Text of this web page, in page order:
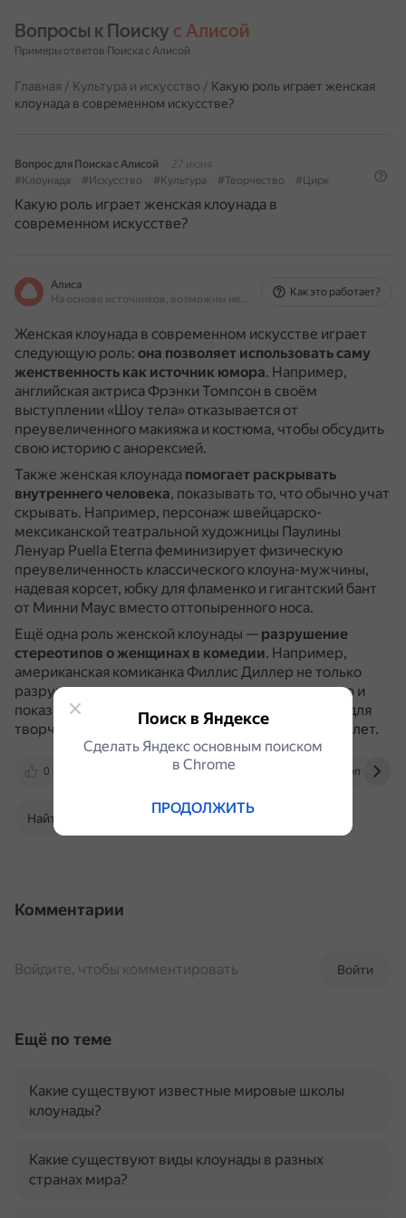
Вопросы к Поиску с Алисой
Примеры ответов Поиска с Алисой
Главная / Культура и искусство / Какую роль играет женская
клоунада в современном искусстве?
Вопрос для Поиска с Алисой
27 июня
#Клоунада
#Искусство #Культура #Творчество #Цирк
Какую роль играет женская клоунада в
современном искусстве?
Алиса
На основе источников, возможны неточности
Как это работает?
Женская клоунада в современном искусстве играет
следующую роль: она позволяет использовать саму
женственность как источник юмора. Например,
английская актриса Фрэнки Томпсон в своём
выступлении «Шоу тела» отказывается от
преувеличенного макияжа и костюма, чтобы обсудить
свою историю с анорексией.
Также женская клоунада помогает раскрывать
внутреннего человека, показывать то, что обычно учат
скрывать. Например, персонаж швейцарско-
мексиканской театральной художницы Паулины
Ленуар Puella Eterna феминизирует физическую
преувеличенность классического клоуна-мужчины,
надевая корсет, юбку для фламенко и гигантский бант
от Минни Маус вместо оттопыренного носа.
Ещё одна роль женской клоунады — разрушение
стереотипов о женщинах в комедии. Например,
американская комиканка Филлис Диллер не только
разрушила стереотипы о женщинах в комедии, но и
показала, что возраст не является препятствием для
творчества и успеха: она выходила на сцену до 85 лет.
0 www.nytimes.com www.youtube.com
Найти в Поиске
Комментарии
Войти
Войдите, чтобы комментировать
Ещё по теме
Какие существуют известные мировые школы
клоунады?
Какие существуют виды клоунады в разных
странах мира?
Поиск в Яндексе
Сделать Яндекс основным поиском
в Сhrome
ПРОДОЛЖИТЬ